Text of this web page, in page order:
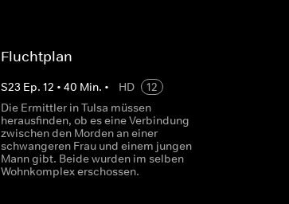
Fluchtplan
S23 Ep. 12 • 40 Min. • HD
12
Die Ermittler in Tulsa müssen
herausfinden, ob es eine Verbindung
zwischen den Morden an einer
schwangeren Frau und einem jungen
Mann gibt. Beide wurden im selben
Wohnkomplex erschossen.